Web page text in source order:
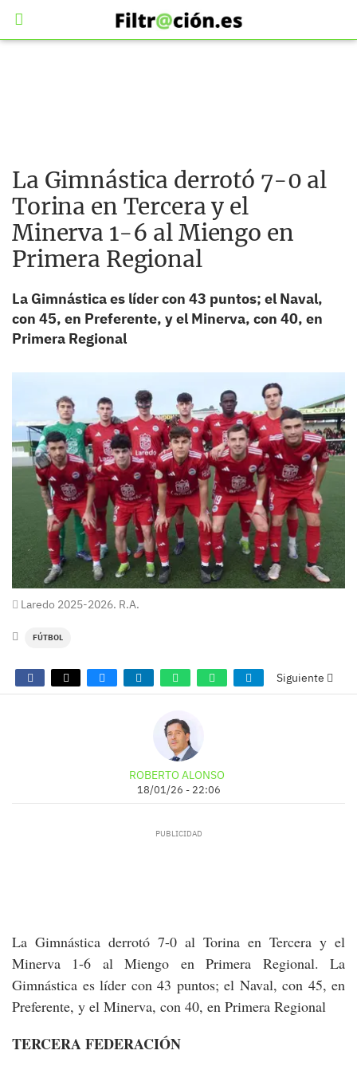
La Gimnástica derrotó 7-0 al
Torina en Tercera y el
Minerva 1-6 al Miengo en
Primera Regional
La Gimnástica es líder con 43 puntos; el Naval,
con 45, en Preferente, y el Minerva, con 40, en
Primera Regional
Laredo 2025-2026. R.A.
FÚTBOL
Siguiente
ROBERTO ALONSO
18/01/26 - 22:06
La Gimnástica derrotó 7-0 al Torina en Tercera y el
Minerva 1-6 al Miengo en Primera Regional. La
Gimnástica es líder con 43 puntos; el Naval, con 45, en
Preferente, y el Minerva, con 40, en Primera Regional
TERCERA FEDERACIÓN